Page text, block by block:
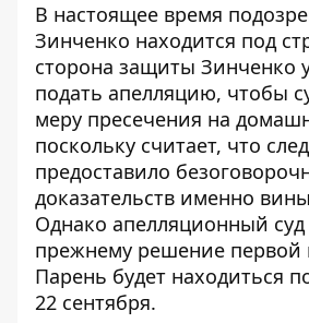
В настоящее время
Зинченко находится под
сторона защиты Зинченко
подать апелляцию, чтобы
меру пресечения на
поскольку считает, что
предоставило
доказательств именно
Однако апелляционный суд
прежнему решение первой
Парень будет находиться
22 сентября.